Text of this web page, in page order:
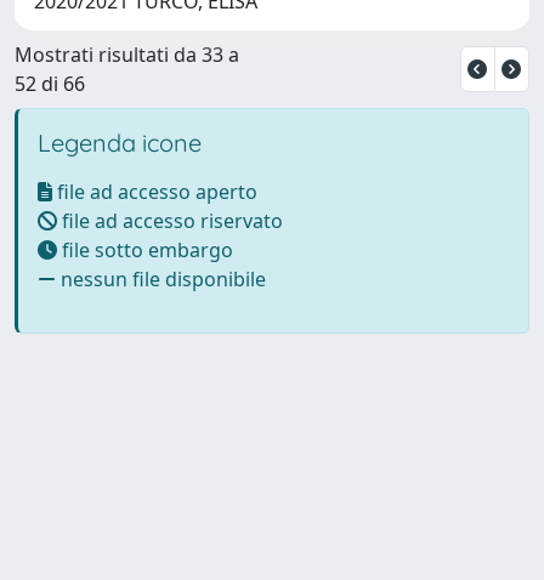
Mostrati risultati da 33 a
52 di 66
Legenda icone
file ad accesso aperto
file ad accesso riservato
file sotto embargo
nessun file disponibile